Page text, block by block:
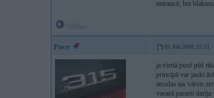
netraucē, bet
Puce 05. Feb 2008, 15:11
ja vienā pusē pūš
principā var jaukt
atrodas tas vārsts
vasarā parasti